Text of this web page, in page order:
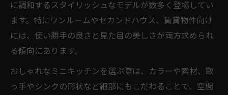
に調和するスタイリッシュなモデルが数多く登場してい
ます。特にワンルームやセカンドハウス、賃貸物件向け
には、使い勝手の良さと見た目の美しさが両方求められ
る傾向にあります。
おしゃれなミニキッチンを選ぶ際は、カラーや素材、取
っ手やシンクの形状など細部にもこだわることで、空間